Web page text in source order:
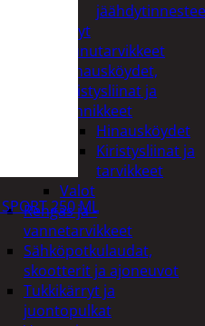
Öljyt
Perävaunutarvikkeet
Hinausköydet,
kiristysliinat ja
kiinnikkeet
Hinausköydet
Kiristysliinat ja
tarvikkeet
Valot
Rengas ja -
vannetarvikkeet
Sähköpotkulaudat,
skootterit ja ajoneuvot
Tukkikärryt ja
juontopulkat
250 ML